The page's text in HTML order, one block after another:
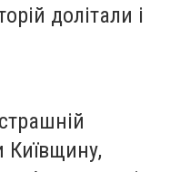
долітали і
Київщину,